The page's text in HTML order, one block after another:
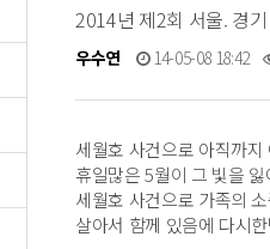
2014년 제2회 서울. 경
우수연 14-05-08 18:42
세월호 사건으로 아직까
휴일많은 5월이 그 빛을
세월호 사건으로 가족의
살아서 함께 있음에 다시